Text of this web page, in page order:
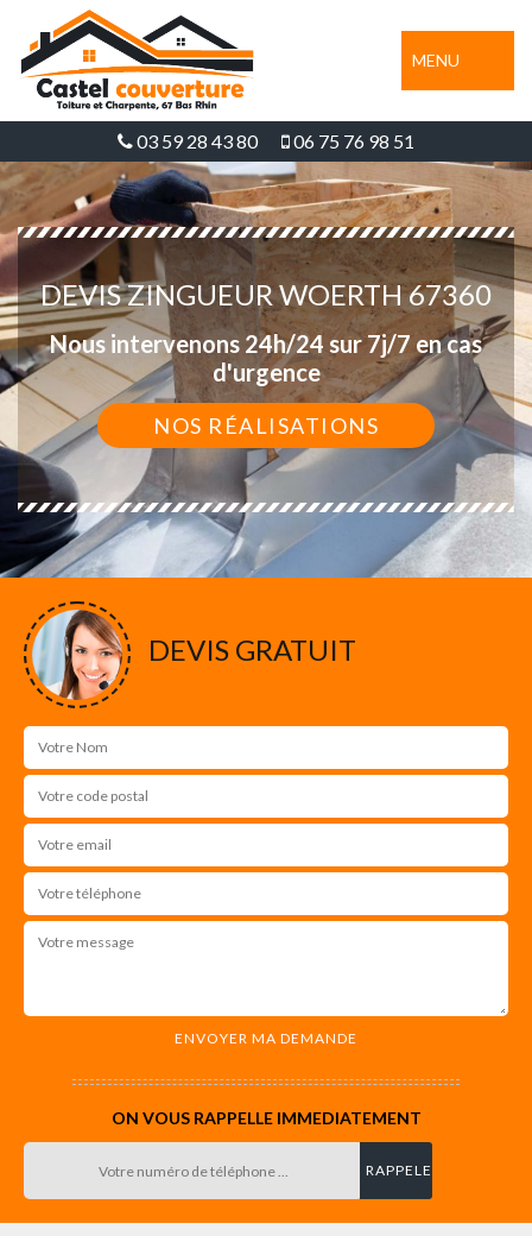
MENU
03 59 28 43 80 06 75 76 98 51
DEVIS ZINGUEUR WOERTH 67360
Nous intervenons 24h/24 sur 7j/7 en cas
d'urgence
NOS RÉALISATIONS
DEVIS GRATUIT
ON VOUS RAPPELLE IMMEDIATEMENT